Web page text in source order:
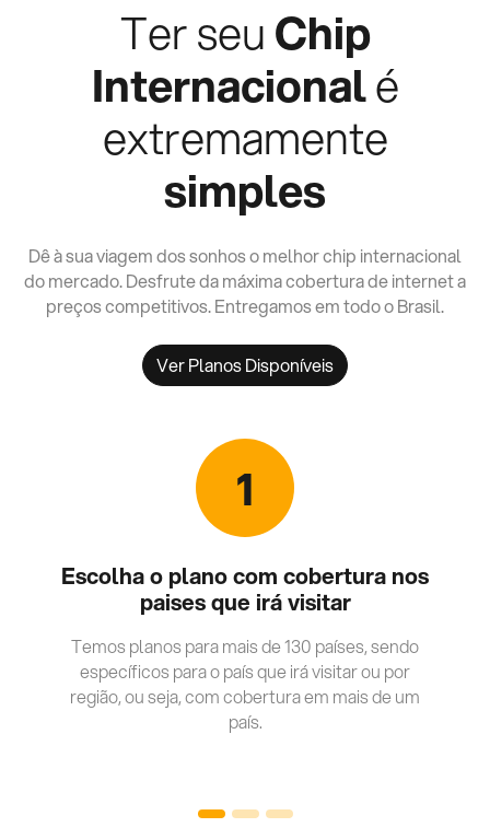
Ter seuChip
Internacionalé
extremamente
simples
Dê à sua viagem dos sonhos o melhor chip internacional
do mercado. Desfrute da máxima cobertura de internet a
preços competitivos. Entregamos em todo o Brasil.
Ver Planos Disponíveis
1
Escolha o plano com cobertura nos
paises que irá visitar
Temos planos para mais de 130 países, sendo
específicos para o país que irá visitar ou por
região, ou seja, com cobertura em mais de um
país.